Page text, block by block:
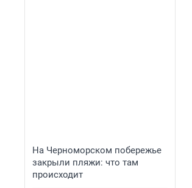
На Черноморском побережье
закрыли пляжи: что там
происходит